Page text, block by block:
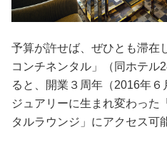
予算が許せば、ぜひとも滞在
コンチネンタル」（同ホテル
ると、開業３周年（2016年
ジュアリーに生まれ変わった
タルラウンジ」にアクセス可